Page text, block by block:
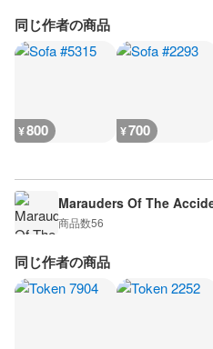
同じ作者の商品
¥800 ¥700
Marauders Of The
商品数56
同じ作者の商品